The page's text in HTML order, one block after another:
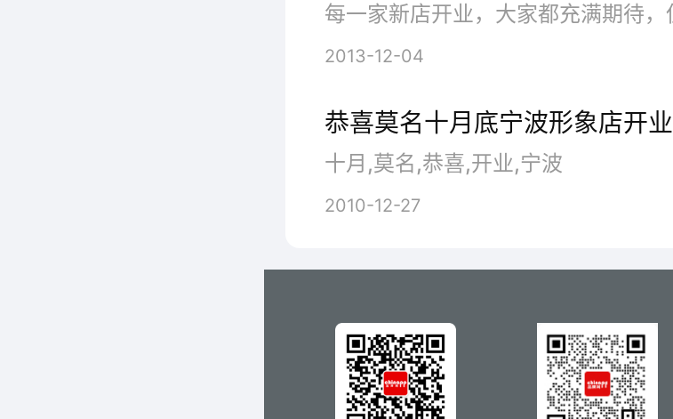
2013-12-04
恭喜莫名十月底宁波形象店开业
十月,莫名,恭喜,开业,宁波
2010-12-27